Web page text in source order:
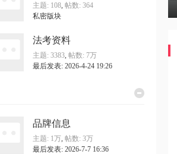
主题: 108, 帖数: 364
私密版块
法考资料
主题: 3383, 帖数: 7万
最后发表: 2026-4-24 19:26
品牌信息
主题: 1万, 帖数: 3万
最后发表: 2026-7-7 16:36